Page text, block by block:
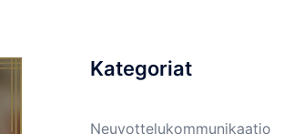
Kategoriat
Neuvottelukommunikaatio